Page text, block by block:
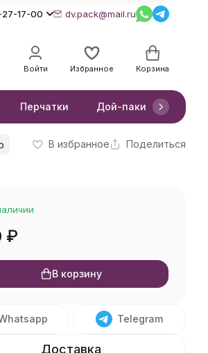
27-17-00 dv.pack@mail.ru
Войти Избранное Корзина
Перчатки Дой-паки
В избранное Поделиться
₽
В корзину
Telegram